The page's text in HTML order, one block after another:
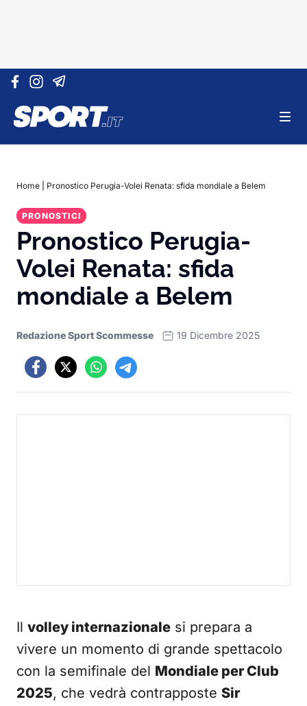
Vai al contenuto
Home Pronostico Perugia-Volei Renata: sfida mondiale a Belem
PRONOSTICI
Pronostico Perugia-
Volei Renata: sfida
mondiale a Belem
Redazione Sport Scommesse 19 Dicembre 2025
Il volley internazionale si prepara a
vivere un momento di grande spettacolo
con la semifinale del Mondiale per Club
2025, che vedrà contrapposte Sir